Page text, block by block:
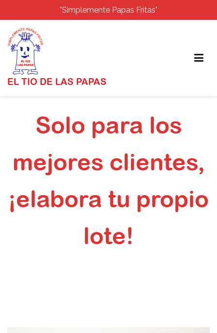
"Simplemente Papas Fritas"
EL TIO DE LAS PAPAS
Solo para los
mejores clientes,
¡elabora tu propio
lote!